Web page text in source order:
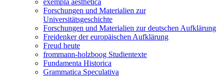
exempla aesthetica
Forschungen und Materialien zur
Universitätsgeschichte
Forschungen und Materialien zur deutschen Aufklärung
Freidenker der europäischen Aufklärung
Freud heute
frommann-holzboog Studientexte
Fundamenta Historica
Grammatica Speculativa